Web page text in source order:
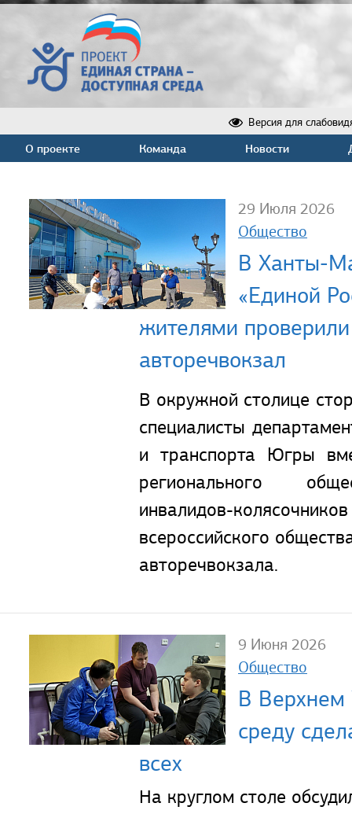
Версия для
О проекте Команда Новости
29 Июля 2026
Общество
В Ханты-
«Единой
жителями
авторечвокзал
В окружной столице
специалисты
и транспорта Югры
регионального
инвалидов-
всероссийского
авторечвокзала.
9 Июня 2026
Общество
В Верхнем
среду
всех
На круглом столе